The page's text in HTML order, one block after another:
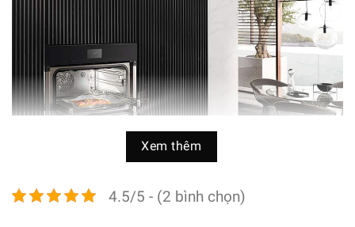
Xem thêm
4.5/5 - (2 bình chọn)